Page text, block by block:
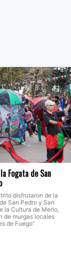
Fogata de San
disfrutaron de la
San Pedro y San
la Cultura de Merlo,
de murgas locales
de Fuego”